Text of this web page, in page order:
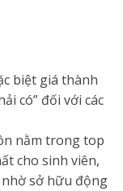
biệt giá thành
có” đối với các
nằm trong top
cho sinh viên,
sở hữu động